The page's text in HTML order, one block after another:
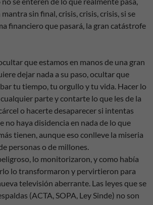
sin final, crisis, crisis, crisis, si se
financiero que pasará, la gran catástrofe
que estamos en manos de una gran
dejar nada a su paso, ocultar que
tu tiempo, tu orgullo y tu vida. Hacer lo
parte y contarte lo que les de la
o hacerte desaparecer si intentas
no haya disidencia en nada de lo que
tienen, aunque eso conlleve la miseria
personas o de millones.
lo monitorizaron, y como había
lo transformaron y pervirtieron para
televisión aberrante. Las leyes que se
(ACTA, SOPA, Ley Sinde) no son